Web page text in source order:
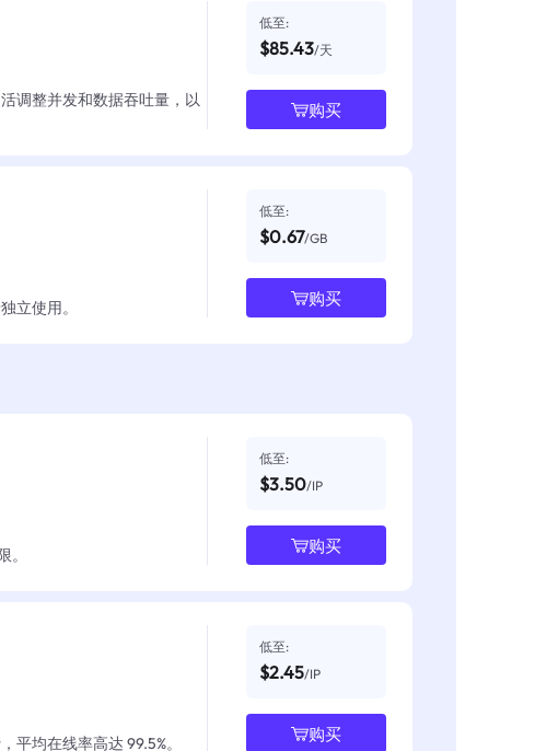
调整并发和数据吞吐量，以
低至:
$85.43/天
购买
立使用。
低至:
$0.67/GB
购买
低至:
$3.50/IP
购买
平均在线率高达 99.5%。
低至:
$2.45/IP
购买